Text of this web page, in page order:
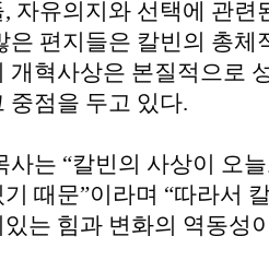
자유의지와 선택에 관
은 편지들은 칼빈의 총
개혁사상은 본질적으로
중점을 두고 있다.
사는 “칼빈의 사상이 오
때문”이라며 “따라서
는 힘과 변화의 역동성